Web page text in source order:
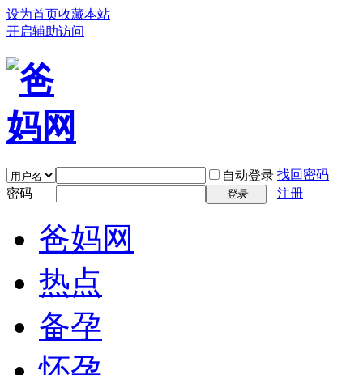
设为首页收藏本站
开启辅助访问
自动登录 找回密码
密码
登录 注册
爸妈网
热点
备孕